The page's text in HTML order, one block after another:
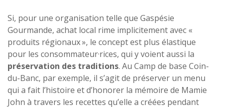
Si, pour une organisation telle que Gaspésie
Gourmande, achat local rime implicitement avec «
produits régionaux », le concept est plus élastique
pour les consommateur·rices, qui y voient aussi la
préservation des traditions. Au Camp de base Coin-
du-Banc, par exemple, il s’agit de préserver un menu
qui a fait l’histoire et d’honorer la mémoire de Mamie
John à travers les recettes qu’elle a créées pendant